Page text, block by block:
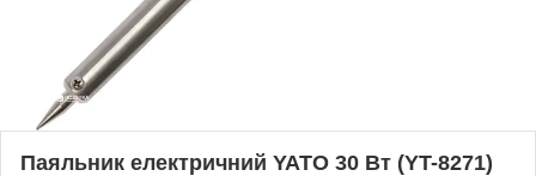
Паяльник електричний YATO 30 Вт (YT-8271)